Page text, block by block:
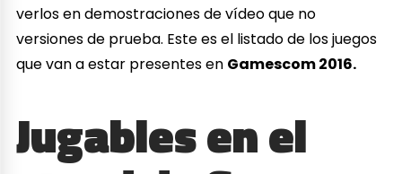
verlos en demostraciones de vídeo que no
versiones de prueba. Este es el listado de los juegos
que van a estar presentes en Gamescom 2016.
Jugables en el